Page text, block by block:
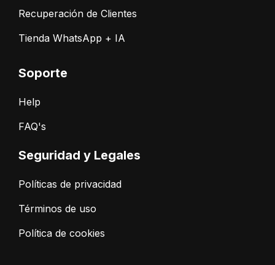
Recuperación de Clientes
Tienda WhatsApp + IA
Soporte
Help
FAQ's
Seguridad y Legales
Políticas de privacidad
Términos de uso
Política de cookies